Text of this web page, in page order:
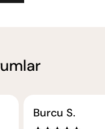
Burcu S.